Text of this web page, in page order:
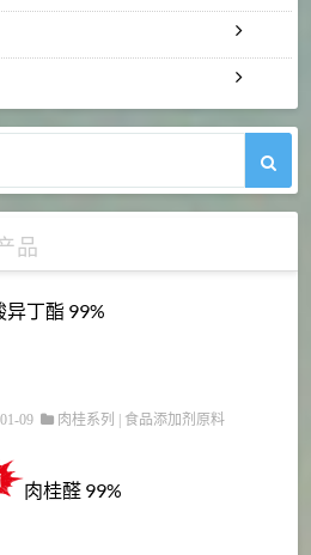
品
异丁酯 99%
09 肉桂系列 食品添加剂原料
肉桂醛 99%